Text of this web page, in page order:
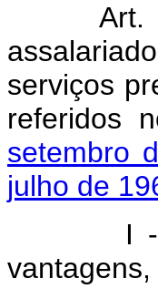
Art.
serviços
referidos
setembro
julho de
I -